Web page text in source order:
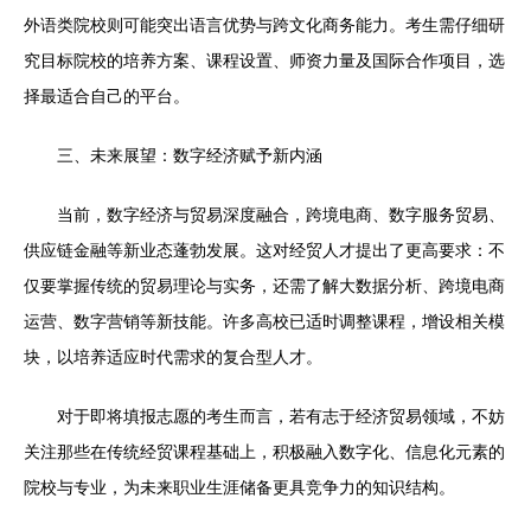
外语类院校则可能突出语言优势与跨文化商务能力。考生需仔细研
究目标院校的培养方案、课程设置、师资力量及国际合作项目，选
择最适合自己的平台。
三、未来展望：数字经济赋予新内涵
当前，数字经济与贸易深度融合，跨境电商、数字服务贸易、
供应链金融等新业态蓬勃发展。这对经贸人才提出了更高要求：不
仅要掌握传统的贸易理论与实务，还需了解大数据分析、跨境电商
运营、数字营销等新技能。许多高校已适时调整课程，增设相关模
块，以培养适应时代需求的复合型人才。
对于即将填报志愿的考生而言，若有志于经济贸易领域，不妨
关注那些在传统经贸课程基础上，积极融入数字化、信息化元素的
院校与专业，为未来职业生涯储备更具竞争力的知识结构。